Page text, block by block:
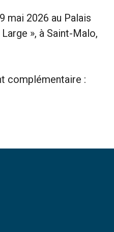
mai 2026 au Palais
», à Saint-Malo,
complémentaire :